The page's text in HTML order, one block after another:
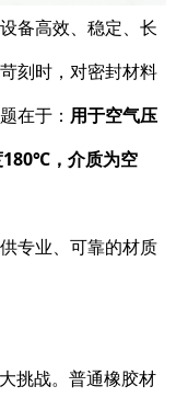
备高效、稳定、长
刻时，对密封材料
在于： 用于空气压
180℃，介质为空
专业、可靠的材质
挑战。普通橡胶材